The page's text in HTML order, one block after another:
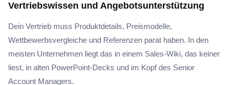
Vertriebswissen und Angebotsunterstützung
Dein Vertrieb muss Produktdetails, Preismodelle,
Wettbewerbsvergleiche und Referenzen parat haben. In den
meisten Unternehmen liegt das in einem Sales-Wiki, das keiner
liest, in alten PowerPoint-Decks und im Kopf des Senior
Account Managers.